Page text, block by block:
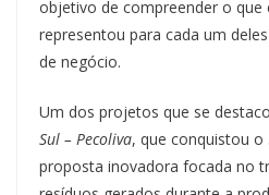
objetivo de compreender o que
representou para cada um
de negócio.
Um dos projetos que se
Sul – Pecoliva, que conquistou o
proposta inovadora focada no